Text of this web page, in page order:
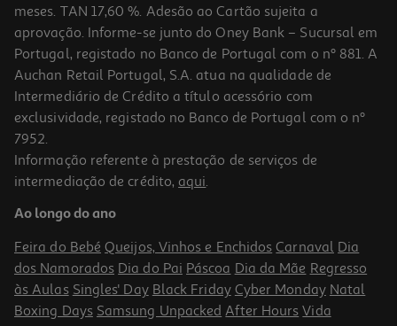
Molho Old El Paso Tomate Picante 312g
16.79 €/Kg
5,24 €
meses. TAN 17,60 %. Adesão ao Cartão sujeita a
aprovação. Informe-se junto do Oney Bank – Sucursal em
Portugal, registado no Banco de Portugal com o nº 881. A
Auchan Retail Portugal, S.A. atua na qualidade de
Intermediário de Crédito a título acessório com
exclusividade, registado no Banco de Portugal com o nº
7952.
Informação referente à prestação de serviços de
intermediação de crédito, aqui.
Ao longo do ano
Feira do Bebé Queijos, Vinhos e Enchidos Carnaval Dia
dos Namorados Dia do Pai Páscoa Dia da Mãe Regresso
às Aulas Singles' Day Black Friday Cyber Monday Natal
Boxing Days Samsung Unpacked After Hours Vida